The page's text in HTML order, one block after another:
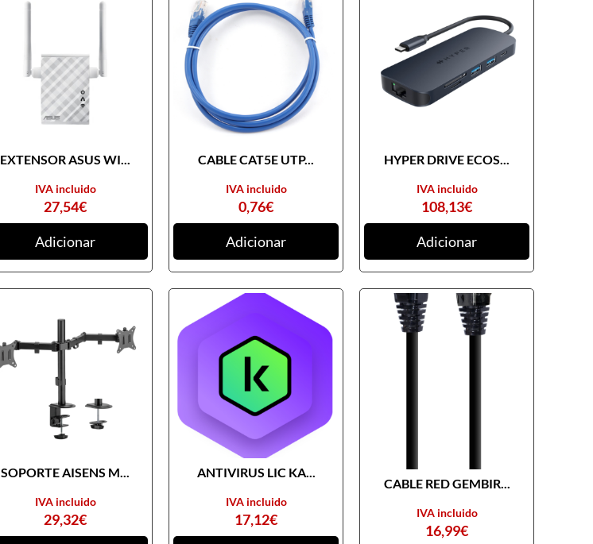
EXTENSOR ASUS WI...
27,54€
IVA incluido
Adicionar
CABLE CAT5E UTP...
0,76€
IVA incluido
Adicionar
HYPER DRIVE ECOS...
108,13€
IVA incluido
Adicionar
SOPORTE AISENS M...
29,32€
IVA incluido
ANTIVIRUS LIC KA...
17,12€
IVA incluido
CABLE RED GEMBIR...
16,99€
IVA incluido